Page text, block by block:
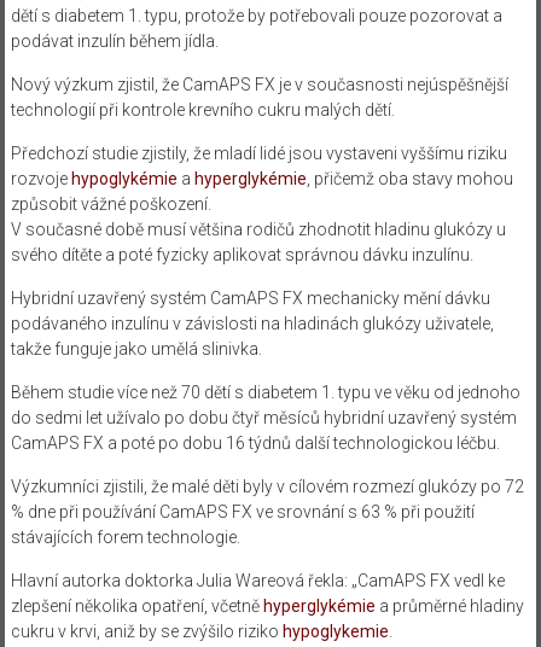
dětí s diabetem 1. typu, protože by potřebovali pouze pozorovat a
podávat inzulín během jídla.
Nový výzkum zjistil, že CamAPS FX je v současnosti nejúspěšnější
technologií při kontrole krevního cukru malých dětí.
Předchozí studie zjistily, že mladí lidé jsou vystaveni vyššímu riziku
rozvoje hypoglykémie a hyperglykémie , přičemž oba stavy mohou
způsobit vážné poškození.
V současné době musí většina rodičů zhodnotit hladinu glukózy u
svého dítěte a poté fyzicky aplikovat správnou dávku inzulínu.
Hybridní uzavřený systém CamAPS FX mechanicky mění dávku
podávaného inzulínu v závislosti na hladinách glukózy uživatele,
takže funguje jako umělá slinivka.
Během studie více než 70 dětí s diabetem 1. typu ve věku od jednoho
do sedmi let užívalo po dobu čtyř měsíců hybridní uzavřený systém
CamAPS FX a poté po dobu 16 týdnů další technologickou léčbu.
Výzkumníci zjistili, že malé děti byly v cílovém rozmezí glukózy po 72
% dne při používání CamAPS FX ve srovnání s 63 % při použití
stávajících forem technologie.
Hlavní autorka doktorka Julia Wareová řekla: „CamAPS FX vedl ke
zlepšení několika opatření, včetně hyperglykémie a průměrné hladiny
cukru v krvi, aniž by se zvýšilo riziko hypoglykemie